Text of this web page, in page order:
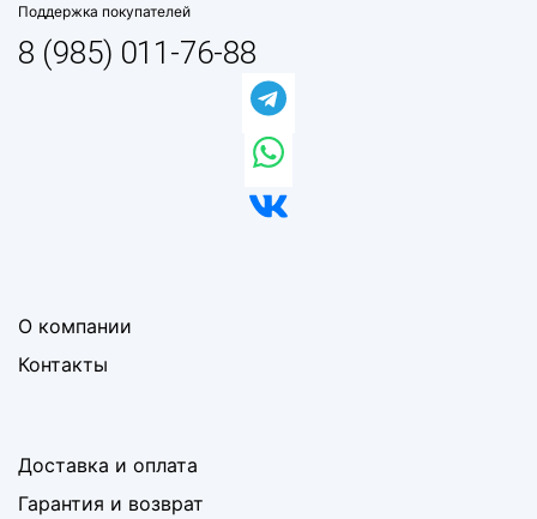
Поддержка покупателей
8 (985) 011-76-88
О компании
Контакты
Доставка и оплата
Гарантия и возврат